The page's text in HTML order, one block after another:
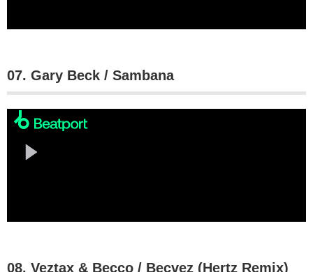
07. Gary Beck / Sambana
08. Veztax & Becco / Becvez (Hertz Remix)